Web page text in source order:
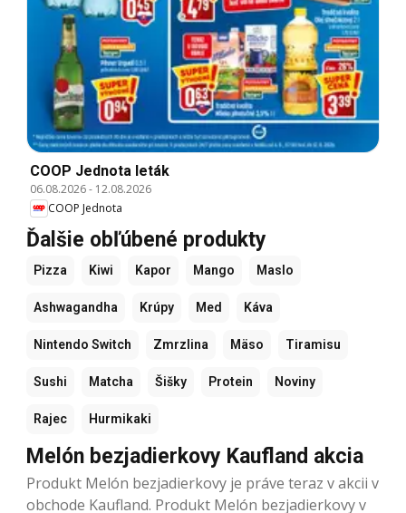
COOP Jednota leták
06.08.2026- 12.08.2026
COOP Jednota
Ďalšie obľúbené produkty
Pizza Kiwi Kapor Mango Maslo
Ashwagandha Krúpy Med Káva
Nintendo Switch Zmrzlina Mäso Tiramisu
Sushi Matcha Šišky Protein Noviny
Rajec Hurmikaki
Melón bezjadierkovy Kaufland akcia
Produkt Melón bezjadierkovy je práve teraz v akcii v
obchode Kaufland. Produkt Melón bezjadierkovy v